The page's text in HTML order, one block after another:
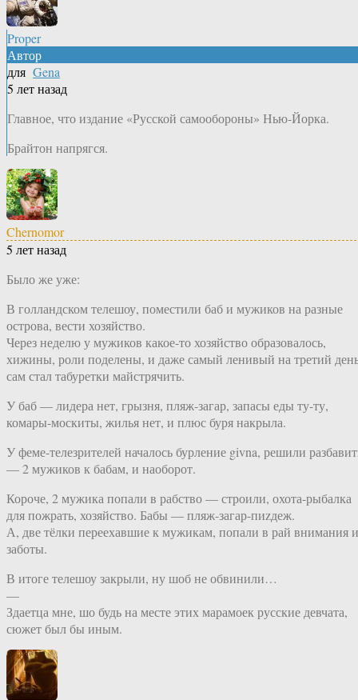
Proper
Автор
для Gena
5 лет назад
Главное, что издание «Русской самообороны» Нью-Йорка.
Брайтон напрягся.
Chernomor
5 лет назад
Было же уже:
В голландском телешоу, поместили баб и мужиков на разные
острова, вести хозяйство.
Через неделю у мужиков какое-то хозяйство образовалось,
хижины, роли поделены, и даже самый ленивый на третий
сам стал табуретки майстрячить.
У баб — лидера нет, грызня, пляж-загар, запасы еды ту-ту,
комары-москиты, жилья нет, и плюс буря накрыла.
У феме-телезрителей началось бурление givna, решили
— 2 мужиков к бабам, и наоборот.
Короче, 2 мужика попали в рабство — строили, охота-рыбалка
для пожрать, хозяйство. Бабы — пляж-загар-пиzдеж.
А, две тёлки переехавшие к мужикам, попали в рай внимания и
заботы.
В итоге телешоу закрыли, ну шоб не обвинили…
—
Здаетца мне, шо будь на месте этих марамоек русские девчата,
сюжет был бы иным.